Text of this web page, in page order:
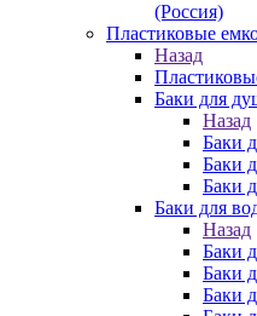
(Россия)
Пластиковые
Назад
Баки для
Назад
Баки
Баки
Баки
Баки для
Назад
Баки
Баки
Баки